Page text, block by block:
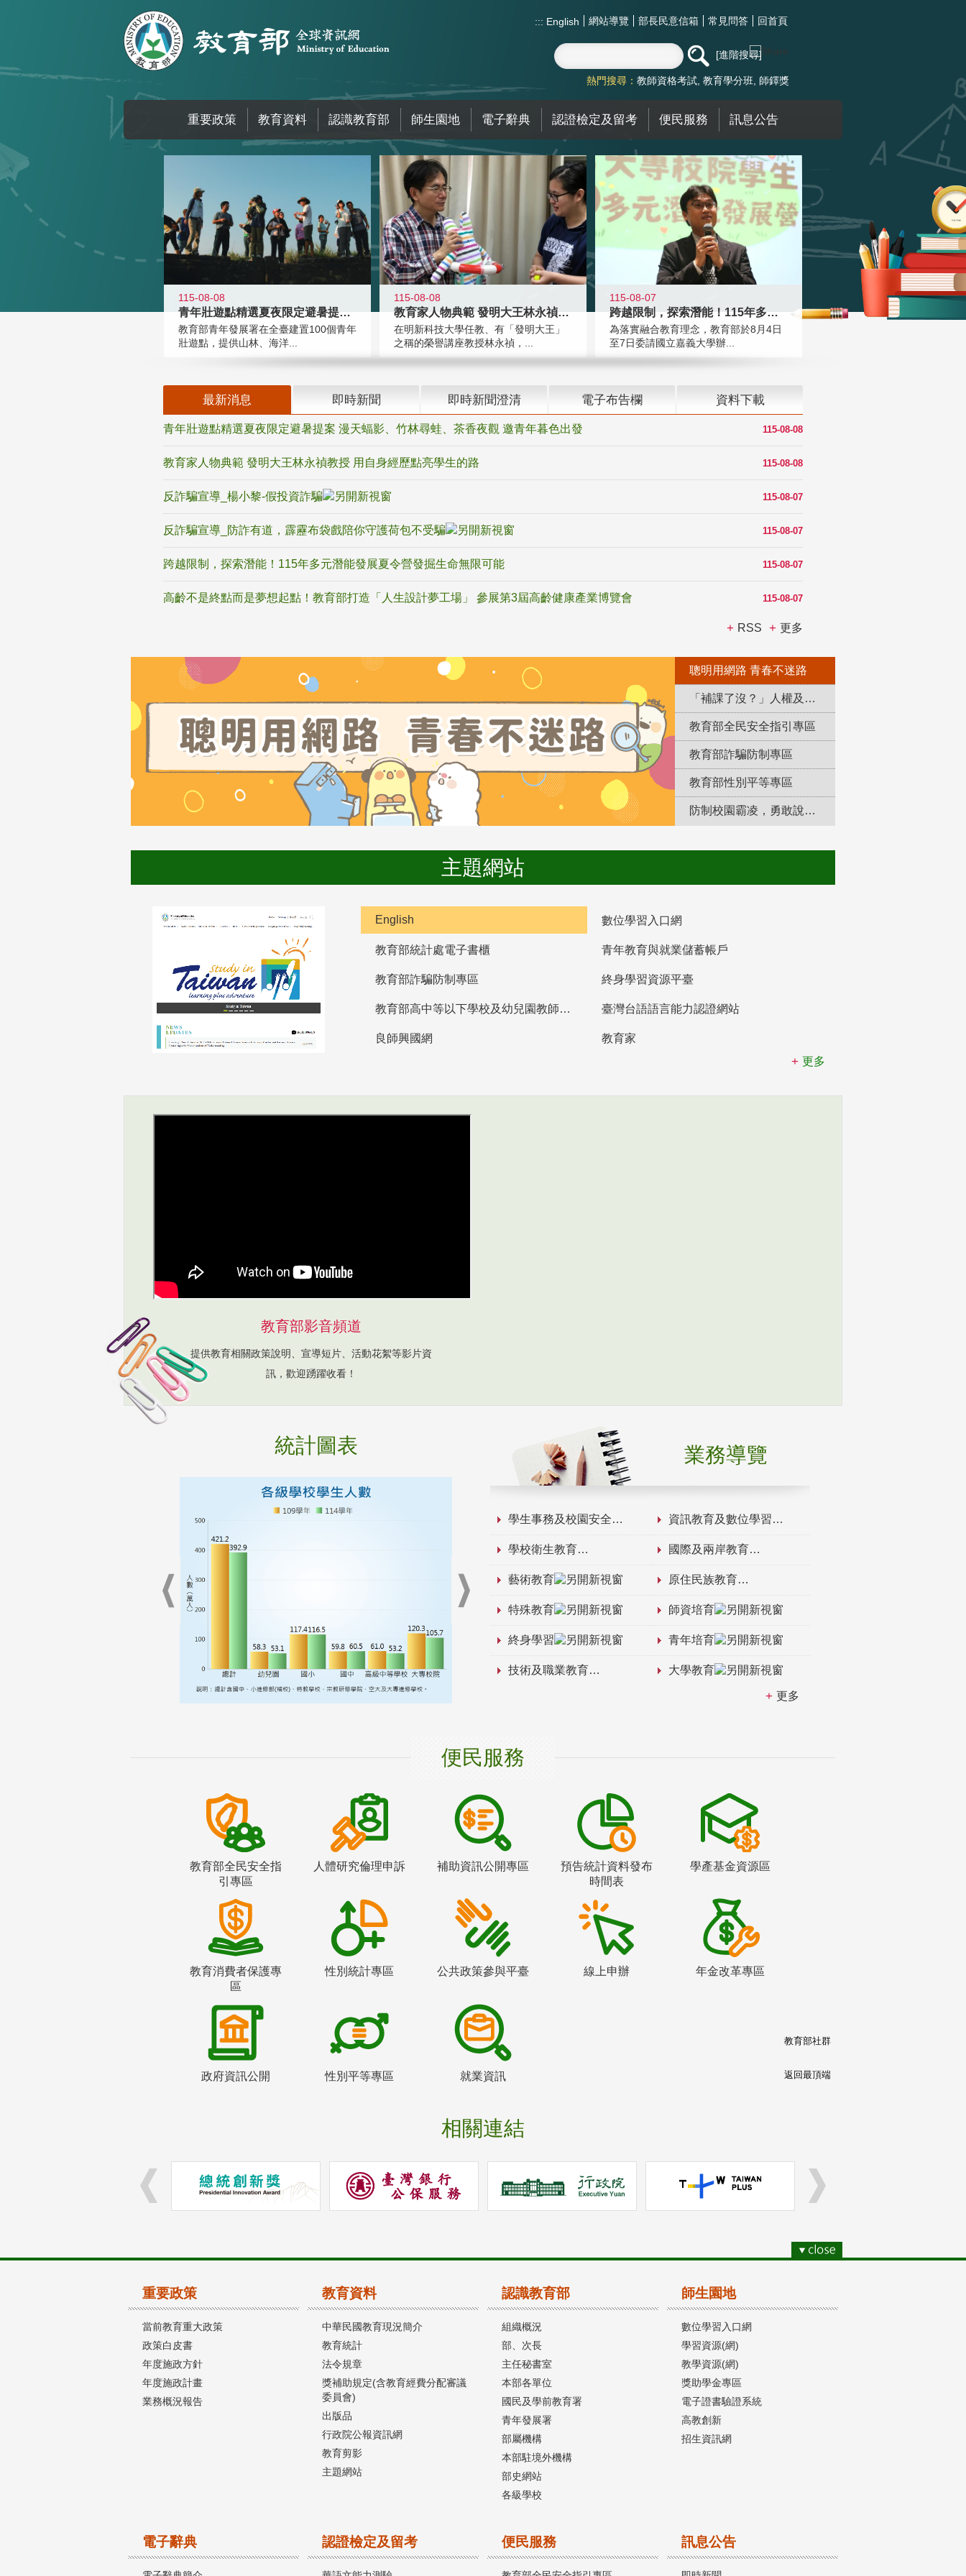
::: English 網站導覽 部長民意信箱 常見問答 回首頁
進階搜尋
熱門搜尋： 教師資格考試 教育學分班 師鐸獎
重要政策 教育資料 認識教育部 師生園地 電子辭典 認證檢定及留考 便民服務 訊息公告
:::
115-08-08
青年壯遊點精選夏夜限定避暑提案 漫
教育部青年發展署在全臺建置100個青年
壯遊點，提供山林、海洋...
115-08-08
教育家人物典範 發明大王林永禎教授
在明新科技大學任教、有「發明大王」
之稱的榮譽講座教授林永禎，...
115-08-07
跨越限制，探索潛能！115年多元潛
為落實融合教育理念，教育部於8月4日
至7日委請國立嘉義大學辦...
最新消息 即時新聞 即時新聞澄清 電子布告欄 資料下載
115-08-08
青年壯遊點精選夏夜限定避暑提案 漫天蝠影、竹林尋蛙、茶香夜觀 邀青年暮色出發
115-08-08
教育家人物典範 發明大王林永禎教授 用自身經歷點亮學生的路
115-08-07
反詐騙宣導_楊小黎-假投資詐騙
115-08-07
反詐騙宣導_防詐有道，霹靂布袋戲陪你守護荷包不受騙
115-08-07
跨越限制，探索潛能！115年多元潛能發展夏令營發掘生命無限可能
115-08-07
高齡不是終點而是夢想起點！教育部打造「人生設計夢工場」 參展第3屆高齡健康產業博覽會
RSS 更多
聰明用網路 青春不迷路
「補課了沒？」人權及轉型正義教育專區
教育部全民安全指引專區
教育部詐騙防制專區
教育部性別平等專區
防制校園霸凌，勇敢說出來！
主題網站
English 數位學習入口網
教育部統計處電子書櫃 青年教育與就業儲蓄帳戶
教育部詐騙防制專區 終身學習資源平臺
教育部高中等以下學校及幼兒園教師資格檢定考試 臺灣台語語言能力認證網站
良師興國網
教育家
更多
教育部影音頻道
提供教育相關政策說明、宣導短片、活動花絮等影片資
訊，歡迎踴躍收看！
統計圖表 業務導覽
學生事務及校園安全 資訊教育及數位學習
學校衛生教育 國際及兩岸教育
藝術教育 原住民族教育
特殊教育 師資培育
終身學習 青年培育
技術及職業教育 大學教育
更多
便民服務
教育部全民安全指
引專區
人體研究倫理申訴 補助資訊公開專區
預告統計資料發布
時間表
學產基金資源區
教育消費者保護專
區
性別統計專區 公共政策參與平臺 線上申辦 年金改革專區
政府資訊公開 性別平等專區 就業資訊
相關連結
教育部社群
返回最頂端
重要政策
當前教育重大政策
政策白皮書
年度施政方針
年度施政計畫
業務概況報告
教育資料
中華民國教育現況簡介
教育統計
法令規章
獎補助規定(含教育經費分配審議
委員會)
出版品
行政院公報資訊網
教育剪影
主題網站
認識教育部
組織概況
部、次長
主任秘書室
本部各單位
國民及學前教育署
青年發展署
部屬機構
本部駐境外機構
部史網站
各級學校
師生園地
數位學習入口網
學習資源(網)
教學資源(網)
獎助學金專區
電子證書驗證系統
高教創新
招生資訊網
電子辭典 認證檢定及留考 便民服務 訊息公告